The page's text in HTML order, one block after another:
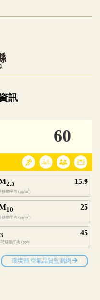
預覽，完整即時空